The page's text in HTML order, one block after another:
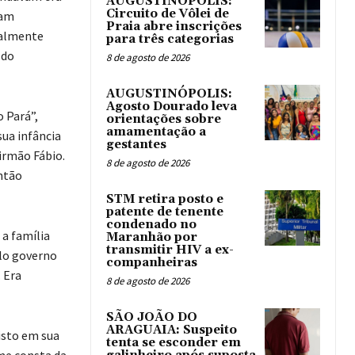
infância
Fábio.
a família
governo
em sua
Circuito de Vôlei de
Praia abre inscrições
para três categorias
8 de agosto de 2026
AUGUSTINÓPOLIS:
Agosto Dourado leva
orientações sobre
amamentação a
gestantes
8 de agosto de 2026
STM retira posto e
patente de tenente
condenado no
Maranhão por
transmitir HIV a ex-
companheiras
8 de agosto de 2026
SÃO JOÃO DO
ARAGUAIA: Suspeito
tenta se esconder em